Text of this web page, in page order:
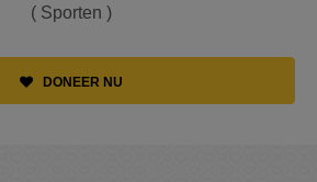
( Sporten )
DONEER NU